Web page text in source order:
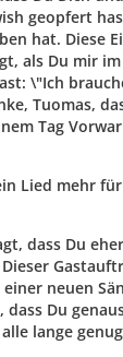
geopfert
hat. Diese
als Du mir
\"Ich
Tuomas,
Tag
Lied mehr
dass Du
neuen
dass Du
lange